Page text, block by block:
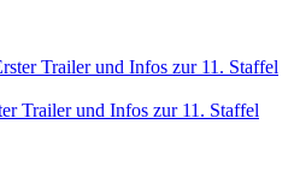
Trailer und Infos zur 11. Staffel